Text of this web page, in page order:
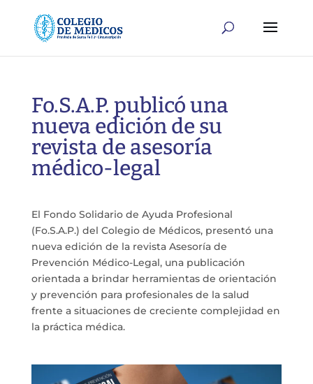
Fo.S.A.P. publicó una
nueva edición de su
revista de asesoría
médico-legal
El Fondo Solidario de Ayuda Profesional
(Fo.S.A.P.) del Colegio de Médicos, presentó una
nueva edición de la revista Asesoría de
Prevención Médico-Legal, una publicación
orientada a brindar herramientas de orientación
y prevención para profesionales de la salud
frente a situaciones de creciente complejidad en
la práctica médica.